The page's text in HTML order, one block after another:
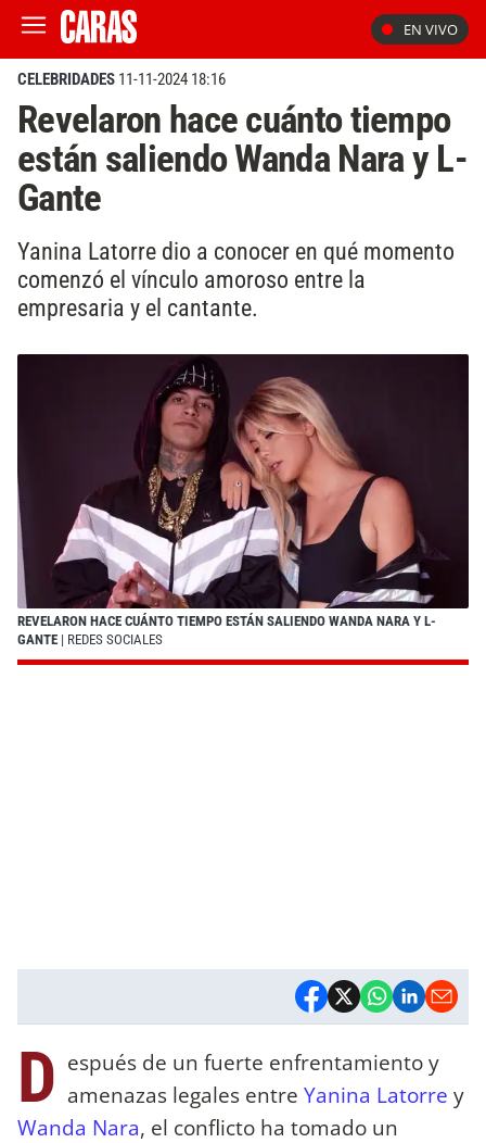
EN VIVO
CELEBRIDADES 11-11-2024 18:16
Revelaron hace cuánto tiempo
están saliendo Wanda Nara y L-
Gante
Yanina Latorre dio a conocer en qué momento
comenzó el vínculo amoroso entre la
empresaria y el cantante.
REVELARON HACE CUÁNTO TIEMPO ESTÁN SALIENDO WANDA NARA Y L-
GANTE | REDES SOCIALES
D espués de un fuerte enfrentamiento y
amenazas legales entre Yanina Latorre y
Wanda Nara, el conflicto ha tomado un